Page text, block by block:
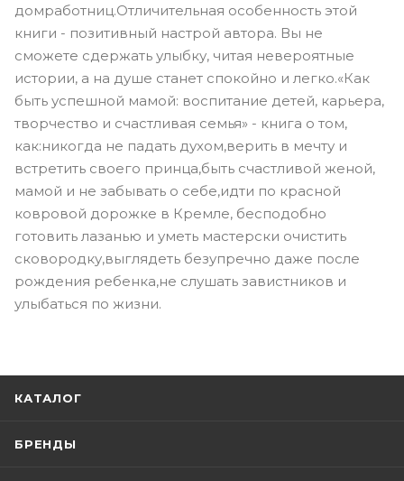
домработниц.Отличительная особенность этой
книги - позитивный настрой автора. Вы не
сможете сдержать улыбку, читая невероятные
истории, а на душе станет спокойно и легко.«Как
быть успешной мамой: воспитание детей, карьера,
творчество и счастливая семья» - книга о том,
как:никогда не падать духом,верить в мечту и
встретить своего принца,быть счастливой женой,
мамой и не забывать о себе,идти по красной
ковровой дорожке в Кремле, бесподобно
готовить лазанью и уметь мастерски очистить
сковородку,выглядеть безупречно даже после
рождения ребенка,не слушать завистников и
улыбаться по жизни.
КАТАЛОГ
БРЕНДЫ